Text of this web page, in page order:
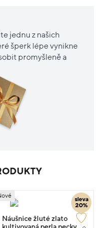
jednu z našich
šperk lépe vynikne
promyšleně a
sleva
20%
Náušnice žluté zlato